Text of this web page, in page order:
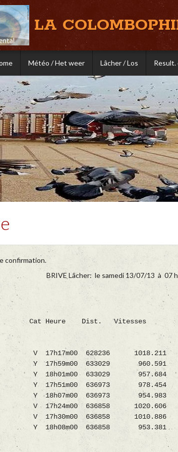
LA
Météo / Het weer Lâcher / Los Result.
confirmation.
BRIVE Lâcher: le samedi 13/07/13 à 07
Y 18h10m00 638472 952.944 * DERNIE FR. & LAURENT BORNIVAL V 17h11m00 638507 1045.020 * BASCOURT NICOLAS BRAINE LE COMTE V 17h11m00 636345 1041.482 Y 18h15m00 636345 942.734 * SAUVAGE DURAN BORNIVAL V 17h13m00 639129 1042.625 V 17h19m00 639129 1032.519 Y 17h22m00 639129 1027.539 Y 17h39m00 639129 1000.202 Y 17h50m00 639129 983.276 Ralliante 9: GOCHENEE * DELCOURT ARTHUR FLAVION Y 17h10m00 614043 1006.628 * CAMPINNE PATRICK F. DOISCHE V 17h13m00 603584 984.640 V 17h26m00 603584 964.192 Y 16h37m00 603584 1046.073 Y 17h07m00 603584 994.373 Y 17h37m00 603584 947.542 * DELFOSSE GUY MAZEE V 17h13m00 599015 977.186 * HOTTON BOUSSART J. AGIMONT V 17h09m00 607751 997.950 Ralliante 10: DINANT * VAN MALDEREN ANDRE BIESMES V 17h38m00 618309 969.137 * HAQUENNE LUCIEN ST GERARD V 17h18m00 624521 1010.552 V 17h30m00 624521 991.304 Ralliante 11: RAMILLIES * LEONARD THIERRY JODOIGNE V 17h42m00 663201 1033.024 * VANHOUCKE TOELEN HALLE BOOIENHOVEN V 18h10m00 682228 1018.251 V 18h12m00 682228 1015.221 * FAGOT WILLY,RENEE,V. NETHEN V 17h54m00 667305 1020.345 V 17h56m00 667305 1017.234 V 18h02m00 667305 1008.014 V 18h05m00 667305 1003.467 * LEFEVER RENE BOUTERSEM V 17h53m00 676966 1036.702 V 18h12m00 676966 1007.390 Y 17h47m00 676966 1046.316 * CADET LETELLIER CHAUMONT GISTOUX Y 17h52m00 657848 1008.970 * HENRY LEON NANDRIN Y 18h08m00 661728 990.611 * DEREUX FABRICE PERWEZ V 17h49m00 654927 1009.133 Y 17h58m00 654927 995.330 Ralliante 12: FROIDCHAPELLE * REMY RICHARD BAILIEVRE Y 17h35m00 581793 916.210 Y 17h44m00 581793 903.406 Y 17h52m00 581793 892.321 * MARCHAL JEAN_LOUIS RANCE V 16h55m00 590489 992.419 V 17h20m00 590489 952.402 * BORLON ERIC CERFONTAINE Y 17h53m00 596369 913.276 * VANTORRE REMY VIRELLES V 16h16m00 582891 1048.366 V 16h27m00 582891 1028.027 V 17h12m00 582891 952.437 Ralliante 14: LIBRAMONT * URBAIN JOSEPH LIBRAMONT CHEVIGNY Y 19h05m00 614305 847.318 * PIERSON BAVAY ARLON V 17h19m00 599377 968.299 * JAMAIGNE ALBERT LES BULLES V 18h14m00 584225 866.803 Ralliante 16: WAVRE * HAZAERT KAMIEL NEERIJSE V 17h38m00 666653 1044.911